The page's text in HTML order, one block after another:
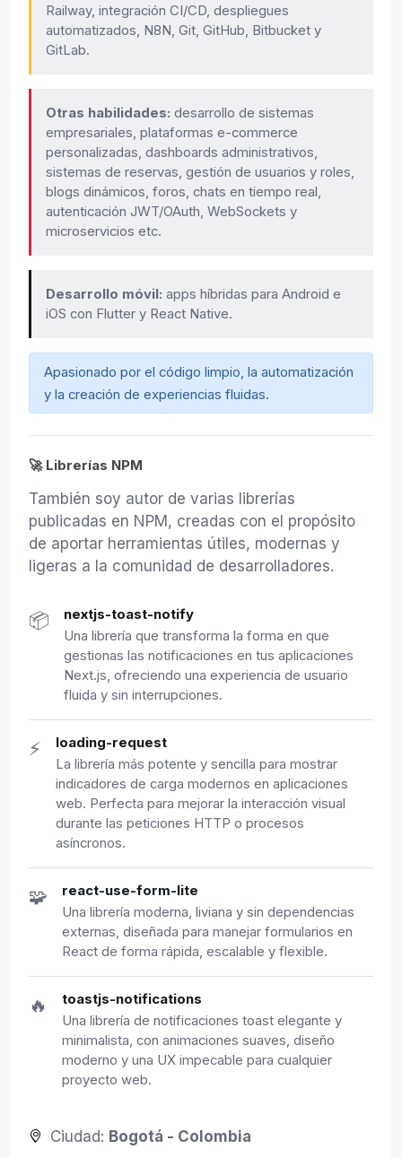
Railway, integración CI/CD, despliegues
automatizados, N8N, Git, GitHub, Bitbucket y
GitLab.
Otras habilidades: desarrollo de sistemas
empresariales, plataformas e-commerce
personalizadas, dashboards administrativos,
sistemas de reservas, gestión de usuarios y roles,
blogs dinámicos, foros, chats en tiempo real,
autenticación JWT/OAuth, WebSockets y
microservicios etc.
Desarrollo móvil: apps híbridas para Android e
iOS con Flutter y React Native.
Apasionado por el código limpio, la automatización
y la creación de experiencias fluidas.
🚀 Librerías NPM
También soy autor de varias librerías
publicadas en NPM, creadas con el propósito
de aportar herramientas útiles, modernas y
ligeras a la comunidad de desarrolladores.
📦 nextjs-toast-notify
Una librería que transforma la forma en que
gestionas las notificaciones en tus aplicaciones
Next.js, ofreciendo una experiencia de usuario
fluida y sin interrupciones.
⚡ loading-request
La librería más potente y sencilla para mostrar
indicadores de carga modernos en aplicaciones
web. Perfecta para mejorar la interacción visual
durante las peticiones HTTP o procesos
asíncronos.
🧩 react-use-form-lite
Una librería moderna, liviana y sin dependencias
externas, diseñada para manejar formularios en
React de forma rápida, escalable y flexible.
🔥 toastjs-notifications
Una librería de notificaciones toast elegante y
minimalista, con animaciones suaves, diseño
moderno y una UX impecable para cualquier
proyecto web.
Ciudad: Bogotá - Colombia